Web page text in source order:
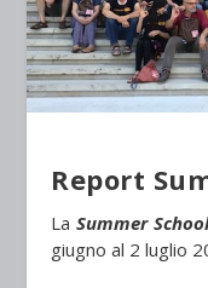
Report
LaSummer
giugno al 2 luglio